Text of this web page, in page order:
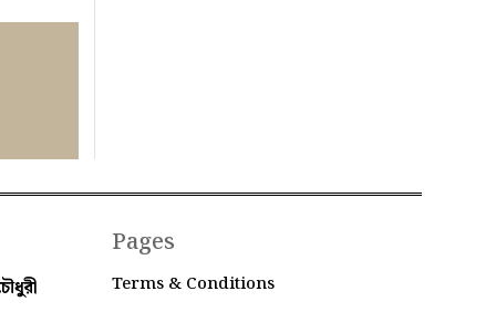
Pages
Terms & Conditions